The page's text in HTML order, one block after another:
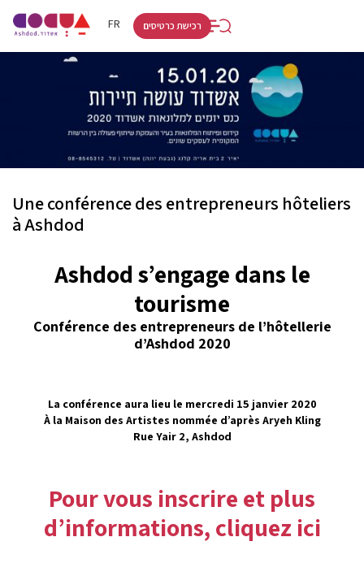
FR
HE
רכישת כרטיסים
Une conférence des entrepreneurs hôteliers
à Ashdod
Ashdod s’engage dans le
tourisme
Conférence des entrepreneurs de l’hôtellerie
d’Ashdod 2020
La conférence aura lieu le mercredi 15 janvier 2020
À la Maison des Artistes nommée d’après Aryeh Kling
Rue Yair 2, Ashdod
Pour vous inscrire et plus
d’informations, cliquez ici